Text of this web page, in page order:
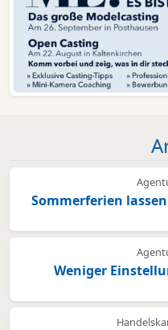
Sommerferien
Weniger